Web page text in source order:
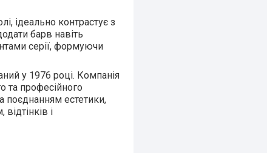
ідеально контрастує з
барв навіть
серії, формуючи
у 1976 році. Компанія
та професійного
поєднанням естетики,
і